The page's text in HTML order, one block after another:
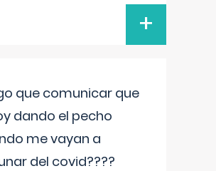
+
que comunicar que
dando el pecho
me vayan a
del covid????